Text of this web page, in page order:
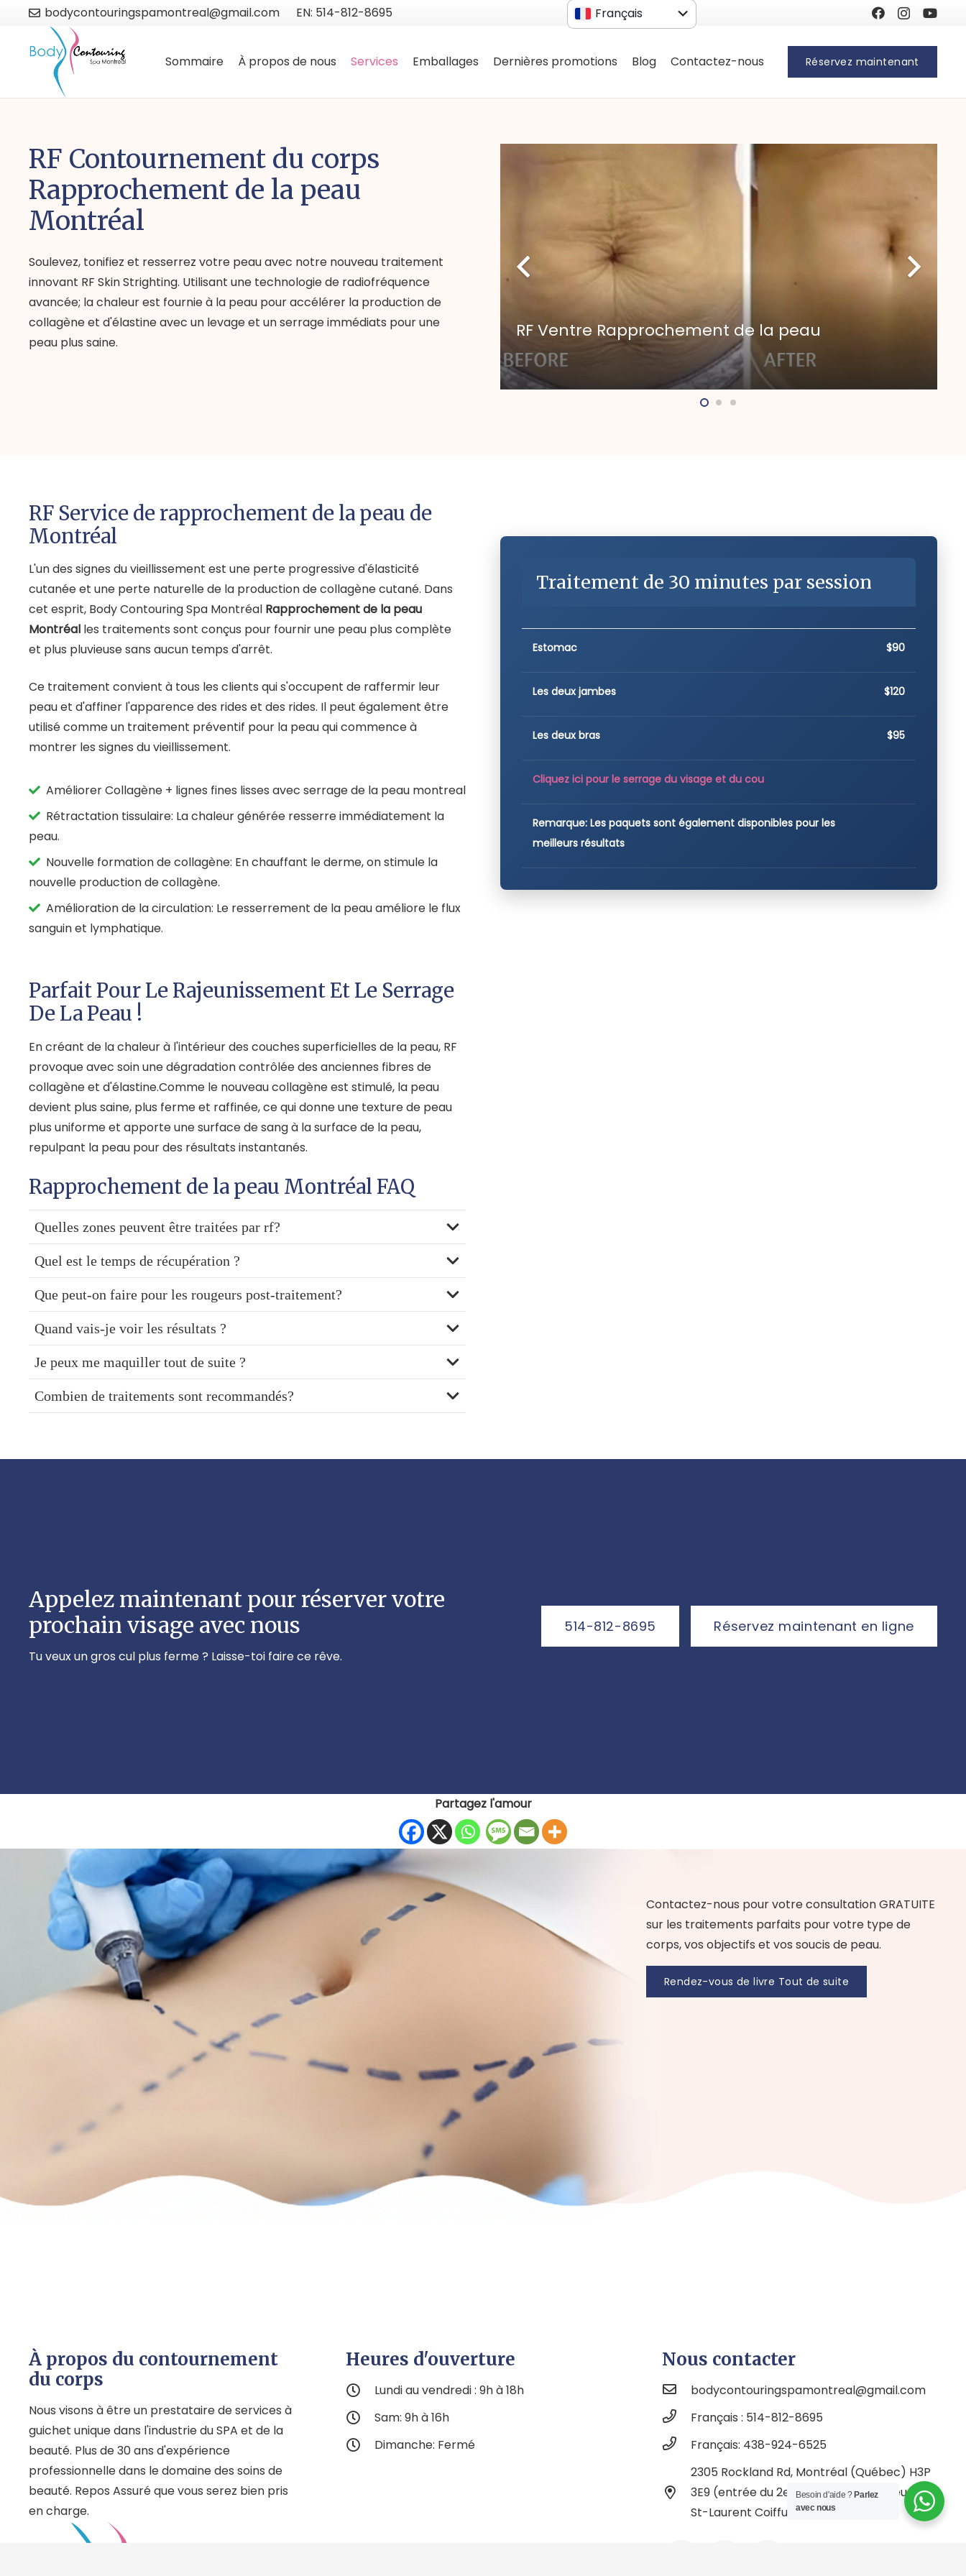
bodycontouringspamontreal@gmail.com EN: 514-812-8695
Français
Sommaire
À propos de nous Services Emballages Dernières promotions Blog Contactez-nous Réservez maintenant
RF Contournement du corps
Rapprochement de la peau
Montréal
Soulevez, tonifiez et resserrez votre peau avec notre nouveau traitement
innovant RF Skin Strighting. Utilisant une technologie de radiofréquence
avancée; la chaleur est fournie à la peau pour accélérer la production de
collagène et d'élastine avec un levage et un serrage immédiats pour une
peau plus saine.
RF Ventre Rapprochement de la peau
RF Service de rapprochement de la peau de
Montréal
L'un des signes du vieillissement est une perte progressive d'élasticité
cutanée et une perte naturelle de la production de collagène cutané. Dans
cet esprit, Body Contouring Spa Montréal Rapprochement de la peau
Montréal les traitements sont conçus pour fournir une peau plus complète
et plus pluvieuse sans aucun temps d'arrêt.
Ce traitement convient à tous les clients qui s'occupent de raffermir leur
peau et d'affiner l'apparence des rides et des rides. Il peut également être
utilisé comme un traitement préventif pour la peau qui commence à
montrer les signes du vieillissement.
Améliorer Collagène + lignes fines lisses avec serrage de la peau montreal
Rétractation tissulaire: La chaleur générée resserre immédiatement la
peau.
Nouvelle formation de collagène: En chauffant le derme, on stimule la
nouvelle production de collagène.
Amélioration de la circulation: Le resserrement de la peau améliore le flux
sanguin et lymphatique.
Parfait Pour Le Rajeunissement Et Le Serrage
De La Peau !
En créant de la chaleur à l'intérieur des couches superficielles de la peau, RF
provoque avec soin une dégradation contrôlée des anciennes fibres de
collagène et d'élastine.Comme le nouveau collagène est stimulé, la peau
devient plus saine, plus ferme et raffinée, ce qui donne une texture de peau
plus uniforme et apporte une surface de sang à la surface de la peau,
repulpant la peau pour des résultats instantanés.
Rapprochement de la peau Montréal FAQ
Quelles zones peuvent être traitées par rf?
Quel est le temps de récupération ?
Que peut-on faire pour les rougeurs post-traitement?
Quand vais-je voir les résultats ?
Je peux me maquiller tout de suite ?
Combien de traitements sont recommandés?
Traitement de 30 minutes par session
Estomac $90
Les deux jambes $120
Les deux bras $95
Cliquez ici pour le serrage du visage et du cou
Remarque: Les paquets sont également disponibles pour les
meilleurs résultats
Appelez maintenant pour réserver votre
prochain visage avec nous
Tu veux un gros cul plus ferme ? Laisse-toi faire ce rêve.
514-812-8695 Réservez maintenant en ligne
Partagez l'amour
Contactez-nous pour votre consultation GRATUITE
sur les traitements parfaits pour votre type de
corps, vos objectifs et vos soucis de peau.
Rendez-vous de livre Tout de suite
À propos du contournement
du corps
Nous visons à être un prestataire de services à
guichet unique dans l'industrie du SPA et de la
beauté. Plus de 30 ans d'expérience
professionnelle dans le domaine des soins de
beauté. Repos Assuré que vous serez bien pris
en charge.
Heures d'ouverture
Lundi au vendredi : 9h à 18h
Sam: 9h à 16h
Dimanche: Fermé
Nous contacter
bodycontouringspamontreal@gmail.com
Français : 514-812-8695
Français: 438-924-6525
2305 Rockland Rd, Montréal (Québec) H3P
3E9 (entrée du 2e niveau 4) À l'intérieur de
St-Laurent Coiffure
Besoin d'aide ? Parlez
avec nous